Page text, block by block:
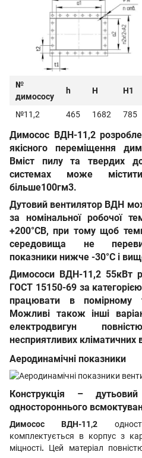
№
димососу
h H H1
№11,2 465 1682 785
Димосос ВДН-11,2
якісного переміщення
Вміст пилу та твердих
системах може
більше100гм3.
Дутовий вентилятор ВДН
за номінальної робочої
+200°СВ, при тому щоб
середовища не
показники нижче -30°С і
Димососи ВДН-11,2 55кВт
ГОСТ 15150-69за
працювати в помірному
Можливі також інші
електродвигун
несприятливих кліматичних
Аеродинамічні показники
Конструкція –
одностороннього
Димосос ВДН-11,2
комплектується в корпус з
міцності. Цей матеріал